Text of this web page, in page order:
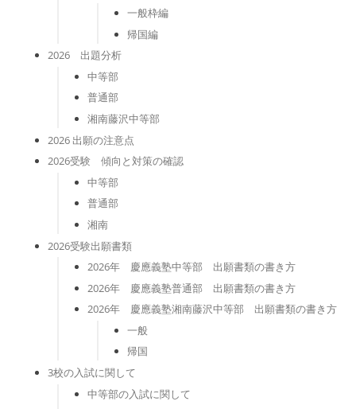
一般枠編
帰国編
2026 出題分析
中等部
普通部
湘南藤沢中等部
2026 出願の注意点
2026受験 傾向と対策の確認
中等部
普通部
湘南
2026受験出願書類
2026年 慶應義塾中等部 出願書類の書き方
2026年 慶應義塾普通部 出願書類の書き方
2026年 慶應義塾湘南藤沢中等部 出願書類の書き方
一般
帰国
3校の入試に関して
中等部の入試に関して